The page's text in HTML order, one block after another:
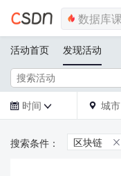
活动首页 发现活动
 时间   城市
区块链 